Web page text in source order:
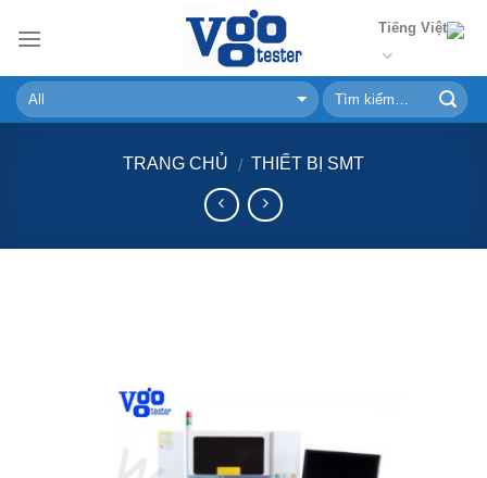
Tiếng Việt
TRANG CHỦ / THIẾT BỊ SMT